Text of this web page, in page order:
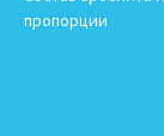
пропорции